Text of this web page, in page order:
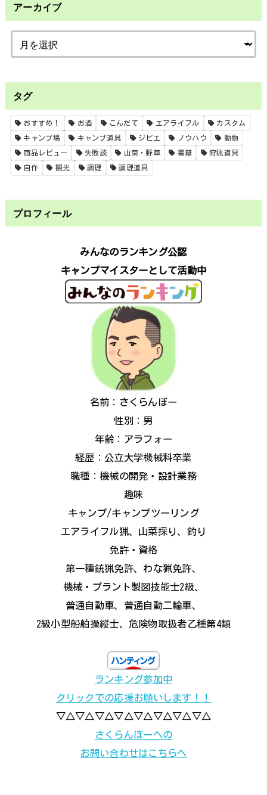
アーカイブ
タグ
おすすめ！ お酒 こんだて エアライフル カスタム
キャンプ場 キャンプ道具 ジビエ ノウハウ 動物
商品レビュー 失敗談 山菜・野草 書籍 狩猟道具
自作 観光 調理 調理道具
プロフィール
みんなのランキング公認
キャンプマイスターとして活動中
名前：さくらんぼー
性別：男
年齢：アラフォー
経歴：公立大学機械科卒業
職種：機械の開発・設計業務
趣味
キャンプ/キャンプツーリング
エアライフル猟、山菜採り、釣り
免許・資格
第一種銃猟免許、わな猟免許、
機械・プラント製図技能士2級、
普通自動車、普通自動二輪車、
2級小型船舶操縦士、危険物取扱者乙種第4類
ランキング参加中
クリックでの応援お願いします！！
▽△▽△▽△▽△▽△▽△▽△▽△
さくらんぼーへの
お問い合わせはこちらへ